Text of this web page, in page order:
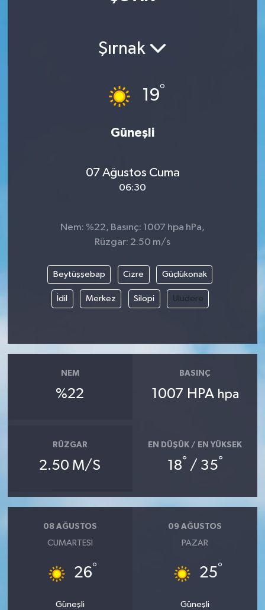
Şırnak
19°
Güneşli
07 Ağustos Cuma
06:30
Nem: %22, Basınç: 1007 hpa hPa,
Rüzgar: 2.50 m/s
Beytüşşebap Cizre Güçlükonak
İdil Merkez Silopi Uludere
NEM
%22
BASINÇ
1007 HPA hpa
RÜZGAR
2.50 M/S
EN DÜŞÜK / EN YÜKSEK
18° / 35°
08 AĞUSTOS
CUMARTESI
26°
Güneşli
09 AĞUSTOS
PAZAR
25°
Güneşli
Gizlilik Sözleşmesi